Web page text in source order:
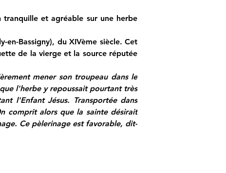
et agréable sur une herbe
en-Bassigny), du XIVème siècle. Cet
de la vierge et la source réputée
mener son troupeau dans le
l'herbe y repoussait pourtant très
l'Enfant Jésus. Transportée dans
comprit alors que la sainte désirait
Ce pèlerinage est favorable, dit-